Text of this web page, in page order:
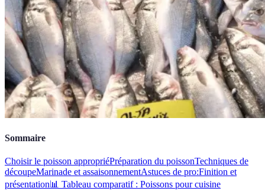
Sommaire
Choisir le poisson appropriéPréparation du poissonTechniques de
découpeMarinade et assaisonnementAstuces de pro:Finition et
présentation📊 Tableau comparatif : Poissons pour cuisine